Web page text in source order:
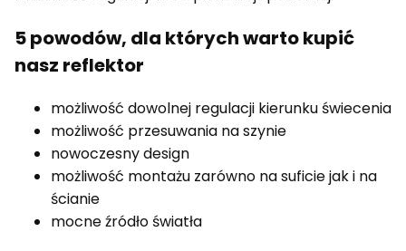
5 powodów, dla których warto kupić
nasz reflektor
możliwość dowolnej regulacji kierunku świecenia
możliwość przesuwania na szynie
nowoczesny design
możliwość montażu zarówno na suficie jak i na
ścianie
mocne źródło światła